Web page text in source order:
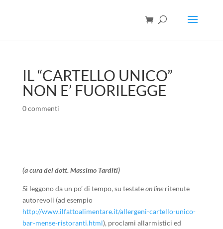
IL “CARTELLO UNICO”
NON E’ FUORILEGGE
0 commenti
(a cura del dott. Massimo Tarditi)
Si leggono da un po’ di tempo, su testateon lineritenute
autorevoli (ad esempio
http://www.ilfattoalimentare.it/allergeni-cartello-unico-
bar-mense-ristoranti.html), proclami allarmistici ed